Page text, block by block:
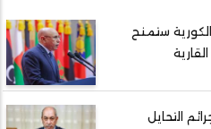
الكورية ستمنح
التحايل